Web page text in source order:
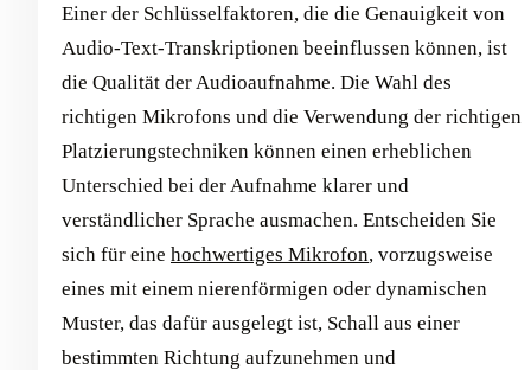
Einer der Schlüsselfaktoren, die die Genauigkeit von
Audio-Text-Transkriptionen beeinflussen können, ist
die Qualität der Audioaufnahme. Die Wahl des
richtigen Mikrofons und die Verwendung der richtigen
Platzierungstechniken können einen erheblichen
Unterschied bei der Aufnahme klarer und
verständlicher Sprache ausmachen. Entscheiden Sie
sich für eine hochwertiges Mikrofon, vorzugsweise
eines mit einem nierenförmigen oder dynamischen
Muster, das dafür ausgelegt ist, Schall aus einer
bestimmten Richtung aufzunehmen und